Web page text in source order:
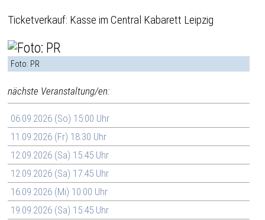
Ticketverkauf: Kasse im Central Kabarett Leipzig
Foto: PR
nächste Veranstaltung/en:
06.09.2026 (So) 15:00 Uhr
11.09.2026 (Fr) 18:30 Uhr
12.09.2026 (Sa) 15:45 Uhr
12.09.2026 (Sa) 17:45 Uhr
16.09.2026 (Mi) 10:00 Uhr
19.09.2026 (Sa) 15:45 Uhr